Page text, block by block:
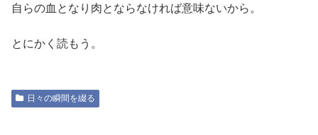
自らの血となり肉とならなければ意味ないから。
とにかく読もう。
日々の瞬間を綴る